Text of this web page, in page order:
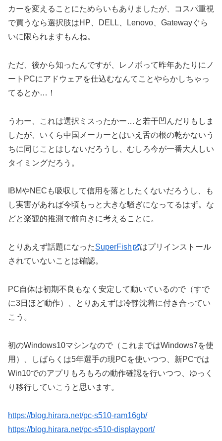
カーを変えることにためらいもありましたが、コスパ重視
で買うなら選択肢はHP、DELL、Lenovo、Gatewayぐら
いに限られますもんね。
ただ、後から知ったんですが、レノボって昨年あたりにノ
ートPCにアドウェアを仕込むなんてことやらかしちゃっ
てるとか…！
うわー、これは選択ミスったかー…と若干凹んだりもしま
したが、いくら中国メーカーとはいえ舌の根の乾かないう
ちに同じことはしないだろうし、むしろ今が一番大人しい
タイミングだろう。
IBMやNECも吸収して信用を落としたくないだろうし、も
し実害があれば今頃もっと大きな騒ぎになってるはず。な
どと楽観的推測で前向きに考えることに。
とりあえず話題になったSuperFish
はプリインストール
されていないことは確認。
PC自体は初期不良もなく安定して動いているので（すで
に3日ほど動作）、とりあえずは冷静沈着に付き合ってい
こう。
初のWindows10マシンなので（これまではWindows7を使
用）、しばらくは5年選手の現PCを使いつつ、新PCでは
Win10でのアプリもろもろの動作確認を行いつつ、ゆっく
り移行していこうと思います。
https://blog.hirara.net/pc-s510-ram16gb/
https://blog.hirara.net/pc-s510-displayport/